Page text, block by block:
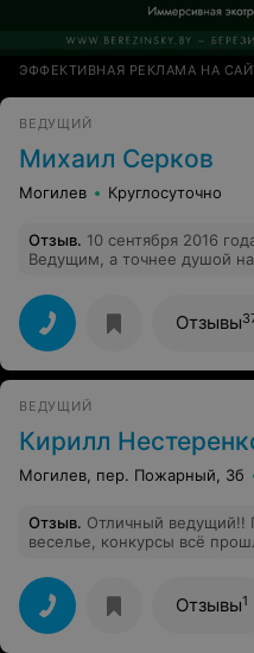
ЭФФЕКТИВНАЯ РЕКЛАМА НА
ВЕДУЩИЙ
Михаил Серков
Могилев Круглосуточно
Отзыв. 10 сентября 2016
Ведущим, а точнее душой
позитивный,
на одного ведущего,
каждый момент свадьбы,
и делает настроение всем
что, если вы выбираете
спасибо, целуем и крепко
Отзывы
ВЕДУЩИЙ
Кирилл
Могилев, пер. Пожарный, 3б
Отзыв. Отличный ведущий!!
веселье, конкурсы всё прошло на отлично, никакой
день заболел, но тем не
Желаю отличного здоровья
Отзывы1